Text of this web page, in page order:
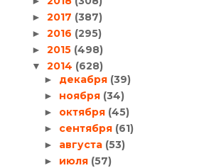
► 2017 (387)
► 2016 (295)
► 2015 (498)
▼ 2014 (628)
► декабря (39)
► ноября (34)
► октября (45)
► сентября (61)
► августа (53)
► июля (57)